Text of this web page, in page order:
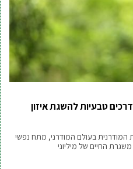
טבעיות להשגת איזון
בעולם המודרני, מתח נפשי
החיים של מיליוני